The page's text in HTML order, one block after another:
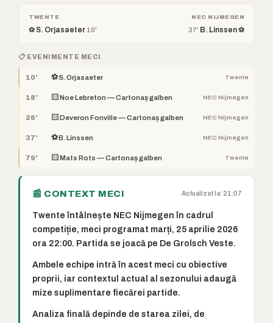
TWENTE
⚽ S. Orjasaeter 10'
NEC NIJMEGEN
37' B. Linssen ⚽
📋 EVENIMENTE MECI
10' ⚽S. Orjasaeter Twente
18' 🟨 Noe Lebreton — Cartonaș galben NEC Nijmegen
26' 🟨 Deveron Fonville — Cartonaș galben NEC Nijmegen
37' ⚽B. Linssen NEC Nijmegen
79' 🟨 Mats Rots — Cartonaș galben Twente
📰 CONTEXT MECI Actualizat la: 21:07
Twente întâlnește NEC Nijmegen în cadrul
competiție, meci programat marți, 25 aprilie 2026
ora 22:00. Partida se joacă pe De Grolsch Veste.
Ambele echipe intră în acest meci cu obiective
proprii, iar contextul actual al sezonului adaugă
mize suplimentare fiecărei partide.
Analiza finală depinde de starea zilei, de